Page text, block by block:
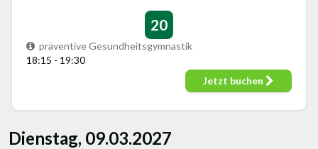
20
präventive Gesundheitsgymnastik
18:15 - 19:30
Jetzt buchen
Dienstag, 09.03.2027